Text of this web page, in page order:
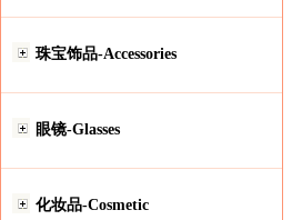
珠宝饰品-Accessories
眼镜-Glasses
化妆品-Cosmetic